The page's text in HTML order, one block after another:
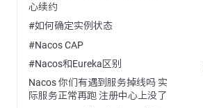
心续约
#如何确定实例状态
#Nacos CAP
#Nacos和Eureka区别
Nacos 你们有遇到服务掉线吗 实
际服务正常再跑 注册中心上没了